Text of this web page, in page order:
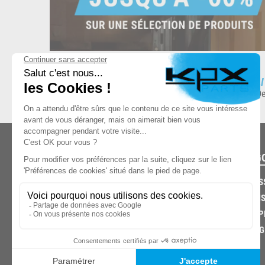
ESPACE DE STOCKAGE
8.500 produits en stock
03.85.32.96.74
© 2026 - KPX PARTS - SITE CRÉÉ PARLET'S CLIC